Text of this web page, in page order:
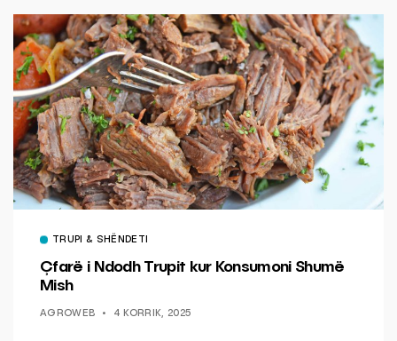
TRUPI & SHËNDETI
Çfarë i Ndodh Trupit kur Konsumoni Shumë
Mish
AGROWEB 4 KORRIK, 2025